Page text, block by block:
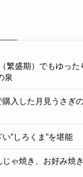
繁盛期）でもゆった
泉
入した月見うさぎ
”しろくま”を堪能
ゃ焼き、お好み焼